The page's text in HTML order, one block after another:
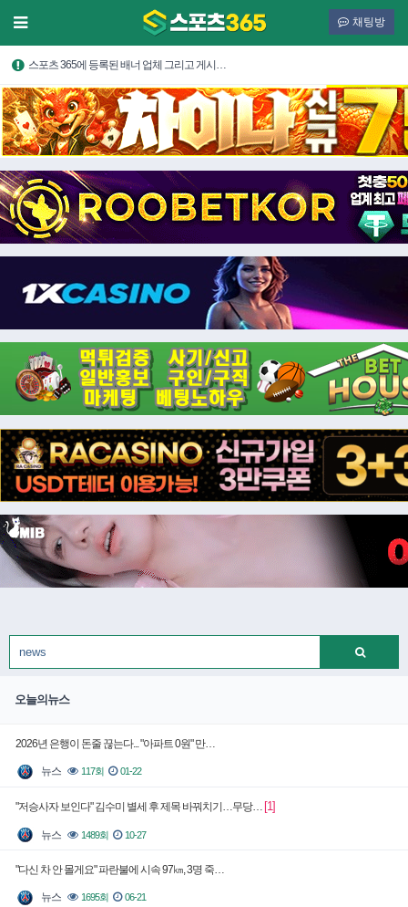
채팅방
스포츠 365에 등록된 배너 업체 그리고 게시…
오늘의뉴스
2026년 은행이 돈줄 끊는다... "아파트 0원" 만…
뉴스 117회 01-22
"저승사자 보인다" 김수미 별세 후 제목 바꿔치기…무당… [1]
뉴스 1489회 10-27
"다신 차 안 몰게요" 파란불에 시속 97㎞, 3명 죽…
뉴스 1695회 06-21